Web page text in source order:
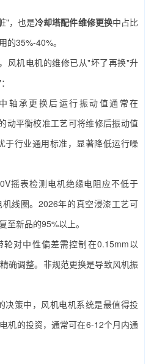
"，也是冷却塔配件维修更换中占比
的35%-40%。
风机电机的维修已从"坏了再换"升
轴承更换后运行振动值通常在
动平衡校准工艺可将维修后振动值
于行业通用标准，显著降低运行噪
摇表检测电机绝缘电阻应不低于
线圈。2026年的真空浸漆工艺可
至新品的95%以上。
轮对中性偏差需控制在0.15mm以
确调整。非规范更换是导致风机振
决策中，风机电机系统是最值得投
机的投资，通常可在6-12个月内通